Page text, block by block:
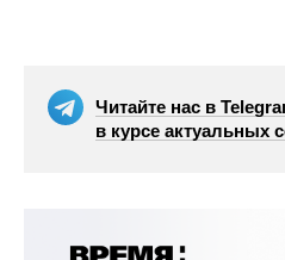
Читайте нас в
в курсе актуальных